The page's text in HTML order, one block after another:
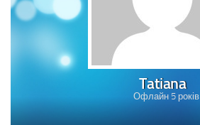
Tatiana
Офлайн 5 років